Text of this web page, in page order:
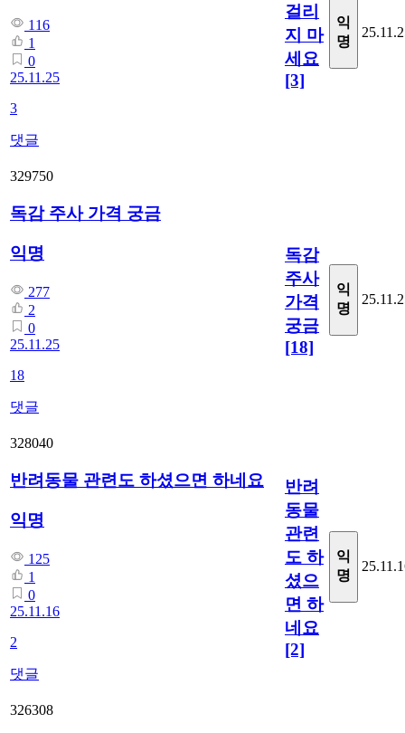
116
1
0
25.11.25
3
댓글
걸리
지 마
세요
[3]
익
명
329750
독감 주사 가격 궁금
익명
277
2
0
25.11.25
18
댓글
독감
주사
가격
궁금
[18]
익
명
328040
반려동물 관련도 하셨으면 하네요
익명
125
1
0
25.11.16
2
댓글
반려
동물
관련
도 하
셨으
면 하
네요
[2]
익
명
326308